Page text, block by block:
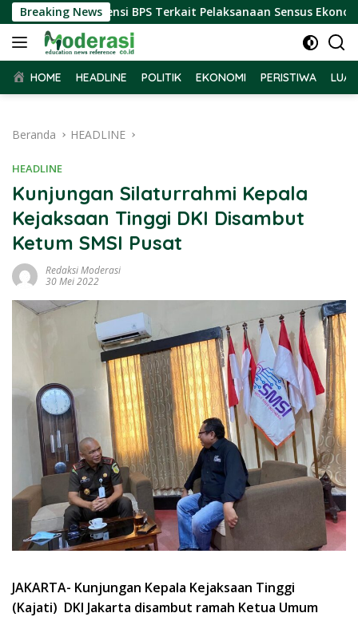
Langsung
ke
konten
Breaking News
Audiensi BPS Terkait Pelaksanaan Sensus Ekonomi 2026
HOME HEADLINE POLITIK EKONOMI PERISTIWA
Beranda HEADLINE
HEADLINE
Kunjungan Silaturrahmi Kepala
Kejaksaan Tinggi DKI Disambut
Ketum SMSI Pusat
Redaksi Moderasi
30 Mei 2022
JAKARTA- Kunjungan Kepala Kejaksaan Tinggi
(Kajati) DKI Jakarta disambut ramah Ketua Umum